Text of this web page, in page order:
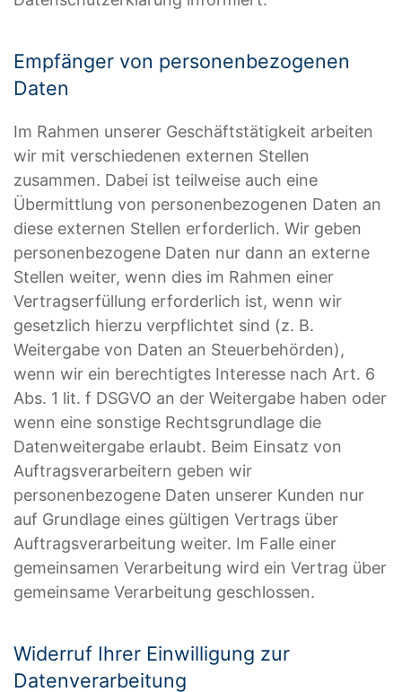
Empfänger von personenbezogenen
Daten
Im Rahmen unserer Geschäftstätigkeit arbeiten
wir mit verschiedenen externen Stellen
zusammen. Dabei ist teilweise auch eine
Übermittlung von personenbezogenen Daten an
diese externen Stellen erforderlich. Wir geben
personenbezogene Daten nur dann an externe
Stellen weiter, wenn dies im Rahmen einer
Vertragserfüllung erforderlich ist, wenn wir
gesetzlich hierzu verpflichtet sind (z. B.
Weitergabe von Daten an Steuerbehörden),
wenn wir ein berechtigtes Interesse nach Art. 6
Abs. 1 lit. f DSGVO an der Weitergabe haben oder
wenn eine sonstige Rechtsgrundlage die
Datenweitergabe erlaubt. Beim Einsatz von
Auftragsverarbeitern geben wir
personenbezogene Daten unserer Kunden nur
auf Grundlage eines gültigen Vertrags über
Auftragsverarbeitung weiter. Im Falle einer
gemeinsamen Verarbeitung wird ein Vertrag über
gemeinsame Verarbeitung geschlossen.
Widerruf Ihrer Einwilligung zur
Datenverarbeitung